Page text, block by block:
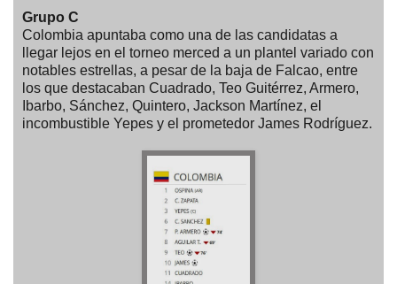
Grupo C
Colombia apuntaba como una de las candidatas a
llegar lejos en el torneo merced a un plantel variado con
notables estrellas, a pesar de la baja de Falcao, entre
los que destacaban Cuadrado, Teo Guitérrez, Armero,
Ibarbo, Sánchez, Quintero, Jackson Martínez, el
incombustible Yepes y el prometedor James Rodríguez.